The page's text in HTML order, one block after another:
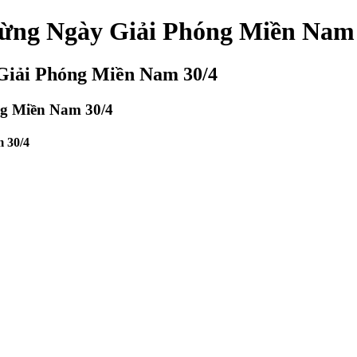
Ngày Giải Phóng Miền
Phóng Miền Nam 30/4
Miền Nam 30/4
30/4